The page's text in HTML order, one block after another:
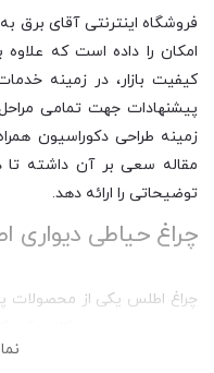
فروشگاه اینترنتی آقای برق
امکان را داده است که
کیفیت بازار، در زمینه
پیشنهادات جهت تمامی
زمینه طراحی دکوراسیون
مقاله سعی بر آن داشته
توضیحاتی را ارائه دهد.
چراغ حیاطی دیواری
چراغ اطلس یکی از محصولات
جلب می‌کند و بعد از آن